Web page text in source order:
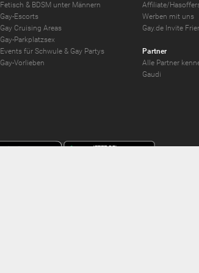
Fetisch & BDSM unter Männern
Gay-Escorts
Gay Cruising Areas
Gay-Parkplatzsex
Events für Schwule & Gay Partys
Gay-Vorlieben
Affiliate/
Werben mit uns
Gay.de Invite
Partner
Alle Partner
Gaudi